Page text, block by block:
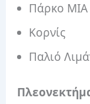
Πάρκο ΜΙΑ
Κορνίς
Παλιό